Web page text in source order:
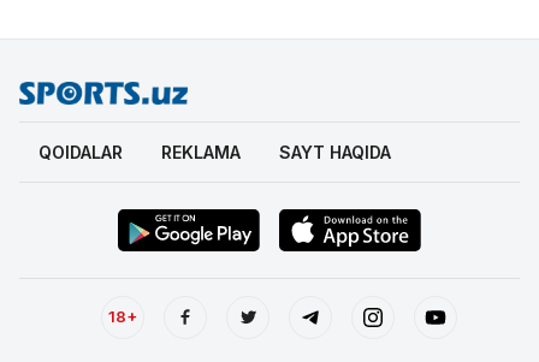
QOIDALAR REKLAMA SAYT HAQIDA
18+